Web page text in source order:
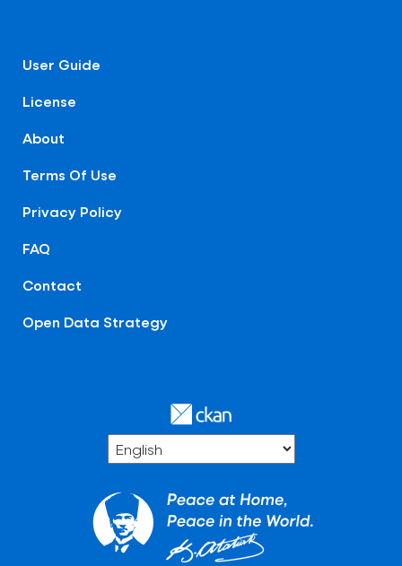
User Guide
License
About
Terms Of Use
Privacy Policy
FAQ
Contact
Open Data Strategy